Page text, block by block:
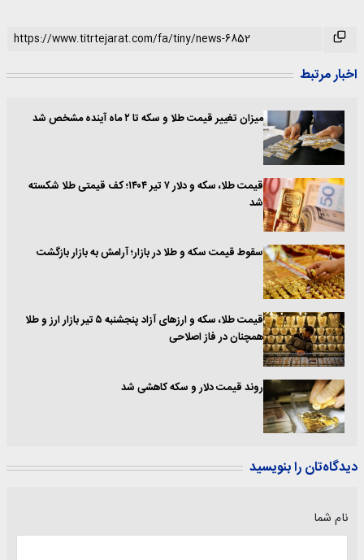
اخبار مرتبط
میزان تغییر قیمت طلا و سکه تا ۲ ماه آینده مشخص شد
قیمت طلا، سکه و دلار ۷ تیر ۱۴۰۴؛ کف قیمتی طلا شکسته
شد
سقوط قیمت‌ سکه و طلا در بازار؛ آرامش به بازار بازگشت
قیمت طلا، سکه و ارزهای آزاد پنجشنبه ۵ تیر بازار ارز و طلا
همچنان در فاز اصلاحی
روند قیمت دلار و سکه کاهشی شد
دیدگاه‌تان را بنویسید
نام شما